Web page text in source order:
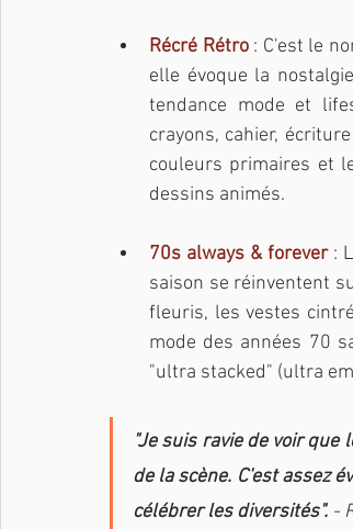
Récré Rétro : C'est le
elle évoque la
tendance mode et
crayons, cahier,
couleurs primaires et
dessins animés.
70s always & forever :
saison se réinventent
fleuris, les vestes
mode des années 70
"ultra stacked" (ultra
"Je suis ravie de voir
de la scène. C'est assez
célébrer les diversités". -